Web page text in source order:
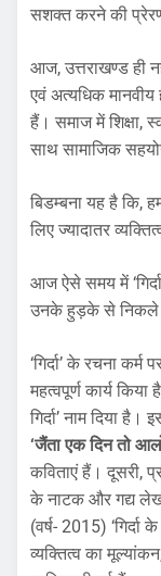
सशक्त करने की
आज, उत्तराखण्ड ही
एवं अत्यधिक
हैं। समाज में शिक्षा,
साथ सामाजिक
बिडम्बना यह है कि,
लिए ज्यादातर
आज ऐसे समय में
उनके हुड़के से निकले
‘गिर्दा’ के रचना कर्म
महत्वपूर्ण कार्य
गिर्दा’ नाम दिया
‘जैंता एक दिन तो
कविताएं हैं। दूसरी,
के नाटक और गद्य
(वर्ष- 2015) ‘गिर्दा
व्यक्तित्व का